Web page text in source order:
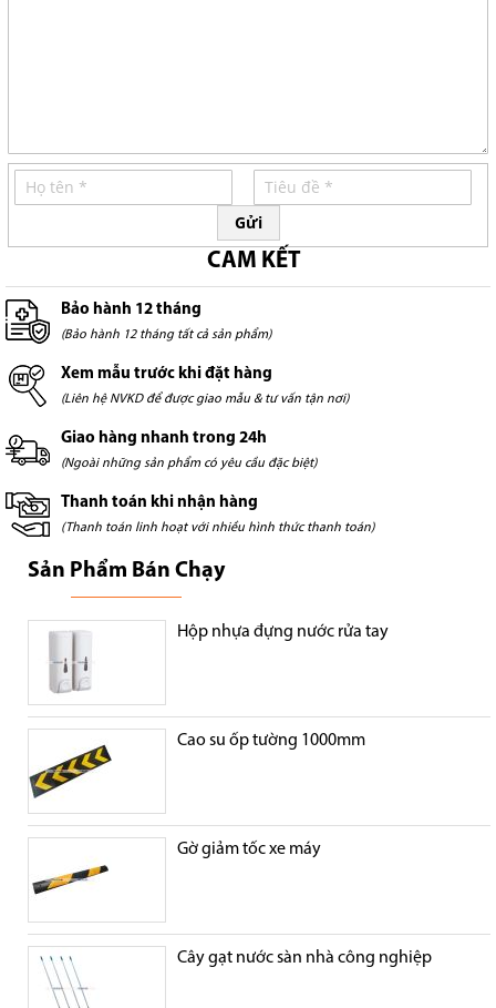
Gửi
CAM KẾT
Bảo hành 12 tháng
(Bảo hành 12 tháng tất cả sản phẩm)
Xem mẫu trước khi đặt hàng
(Liên hệ NVKD để được giao mẫu & tư vấn tận nơi)
Giao hàng nhanh trong 24h
(Ngoài những sản phẩm có yêu cầu đặc biệt)
Thanh toán khi nhận hàng
(Thanh toán linh hoạt với nhiều hình thức thanh toán)
Sản Phẩm Bán Chạy
Hộp nhựa đựng nước rửa tay
Cao su ốp tường 1000mm
Gờ giảm tốc xe máy
Cây gạt nước sàn nhà công nghiệp